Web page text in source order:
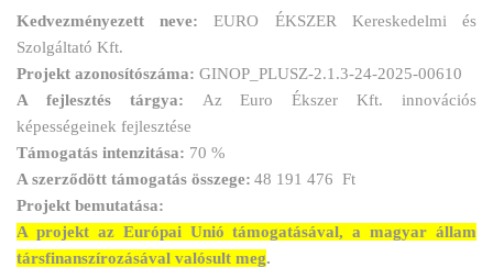
Kedvezményezett neve: EURO ÉKSZER Kereskedelmi és
Szolgáltató Kft.
Projekt azonosítószáma: GINOP_PLUSZ-2.1.3-24-2025-00610
A fejlesztés tárgya: Az Euro Ékszer Kft. innovációs
képességeinek fejlesztése
Támogatás intenzitása: 70 %
A szerződött támogatás összege: 48 191 476 Ft
Projekt bemutatása:
A projekt az Európai Unió támogatásával, a magyar állam
társfinanszírozásával valósult meg.